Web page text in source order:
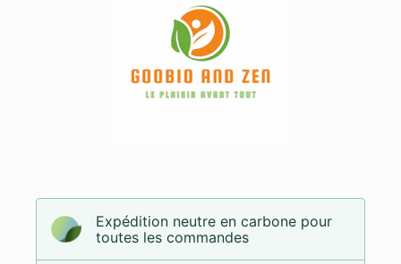
Expédition neutre en carbone pour
toutes les commandes